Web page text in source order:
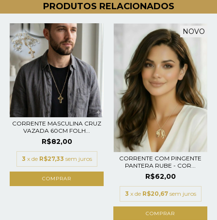
PRODUTOS RELACIONADOS
CORRENTE MASCULINA CRUZ
VAZADA 60CM FOLH...
R$82,00
3 x de R$27,33 sem juros
NOVO
CORRENTE COM PINGENTE
PANTERA RUBE - COR...
R$62,00
3 x de R$20,67 sem juros